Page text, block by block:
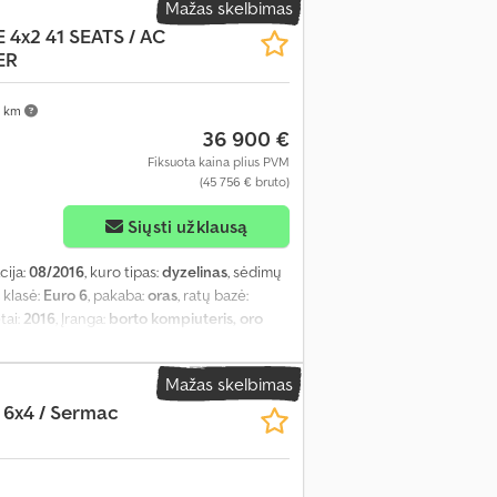
, leistina ašies apkrova (ašis 1):2 500 kg,
ilgis:5 000 mm , krovinių skyriaus
EBS (Elektroninė stabdžių sistema),
stabilumo programa (ESP), kruizo
oro pagalvė, padangų slėgio
Mažas skelbimas
41 SEATS / AC
36 900 €
Fiksuota kaina plius PVM
(45 756 € bruto)
Siųsti užklausą
08/2016, kuro tipas:dyzelinas, sėdimų
Euro 6, pakaba:oras, ratų bazė:
2016, Įranga: borto kompiuteris, oro
Mažas skelbimas
/ Sermac